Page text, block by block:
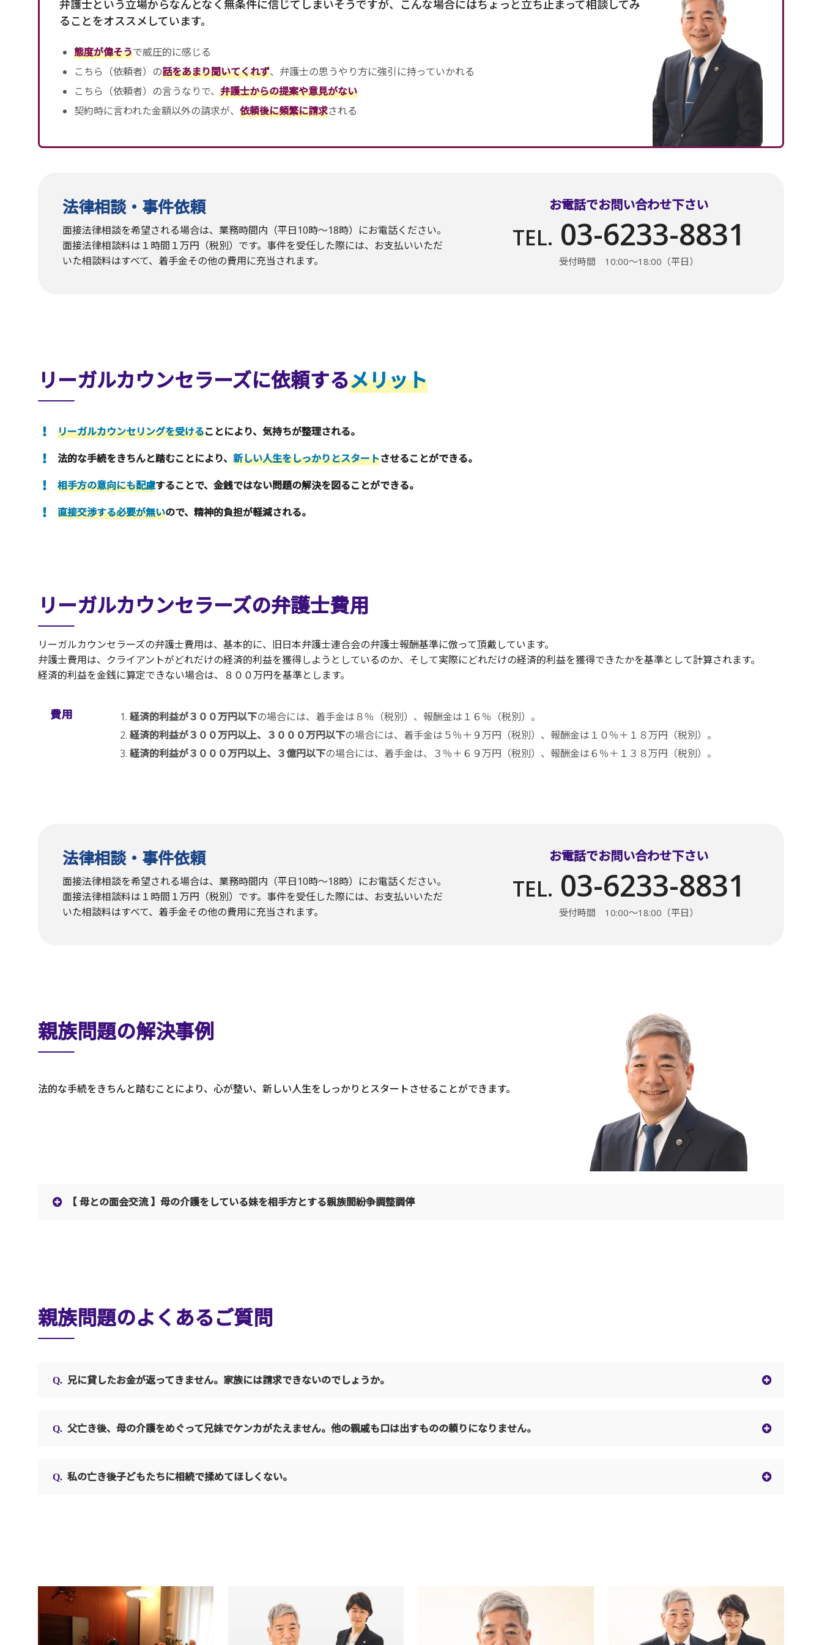
弁護士という立場からなんとなく無条件に信じてしまいそうですが、こんな場合にはちょっと立ち止まって相談してみ
ることをオススメしています。
態度が偉そうで威圧的に感じる
こちら（依頼者）の話をあまり聞いてくれず、弁護士の思うやり方に強引に持っていかれる
こちら（依頼者）の言うなりで、 弁護士からの提案や意見がない
契約時に言われた金額以外の請求が、 依頼後に頻繁に請求される
法律相談・事件依頼
面接法律相談を希望される場合は、業務時間内（平日10時〜18時）にお電話ください。
面接法律相談料は１時間１万円（税別）です。事件を受任した際には、お支払いいただ
いた相談料はすべて、着手金その他の費用に充当されます。
お電話でお問い合わせ下さい
TEL. 03-6233-8831
受付時間 10:00〜18:00（平日）
リーガルカウンセラーズに依頼するメリット
リーガルカウンセリングを受けることにより、気持ちが整理される。
法的な手続をきちんと踏むことにより、 新しい人生をしっかりとスタートさせることができる。
相手方の意向にも配慮することで、金銭ではない問題の解決を図ることができる。
直接交渉する必要が無いので、精神的負担が軽減される。
リーガルカウンセラーズの弁護士費用
リーガルカウンセラーズの弁護士費用は、基本的に、旧日本弁護士連合会の弁護士報酬基準に倣って頂戴しています。
弁護士費用は、クライアントがどれだけの経済的利益を獲得しようとしているのか、そして実際にどれだけの経済的利益を獲得できたかを基準として計算されます。
経済的利益を金銭に算定できない場合は、８００万円を基準とします。
費用 経済的利益が３００万円以下の場合には、着手金は８％（税別）、報酬金は１６％（税別）。
経済的利益が３００万円以上、３０００万円以下の場合には、着手金は５％＋９万円（税別）、報酬金は１０％＋１８万円（税別）。
経済的利益が３０００万円以上、３億円以下の場合には、着手金は、３％＋６９万円（税別）、報酬金は６％＋１３８万円（税別）。
法律相談・事件依頼
面接法律相談を希望される場合は、業務時間内（平日10時〜18時）にお電話ください。
面接法律相談料は１時間１万円（税別）です。事件を受任した際には、お支払いいただ
いた相談料はすべて、着手金その他の費用に充当されます。
お電話でお問い合わせ下さい
TEL. 03-6233-8831
受付時間 10:00〜18:00（平日）
親族問題の解決事例
法的な手続をきちんと踏むことにより、心が整い、新しい人生をしっかりとスタートさせることができます。
【 母との面会交流 】母の介護をしている妹を相手方とする親族間紛争調整調停
親族問題のよくあるご質問
兄に貸したお金が返ってきません。家族には請求できないのでしょうか。
父亡き後、母の介護をめぐって兄妹でケンカがたえません。他の親戚も口は出すものの頼りになりません。
私の亡き後子どもたちに相続で揉めてほしくない。